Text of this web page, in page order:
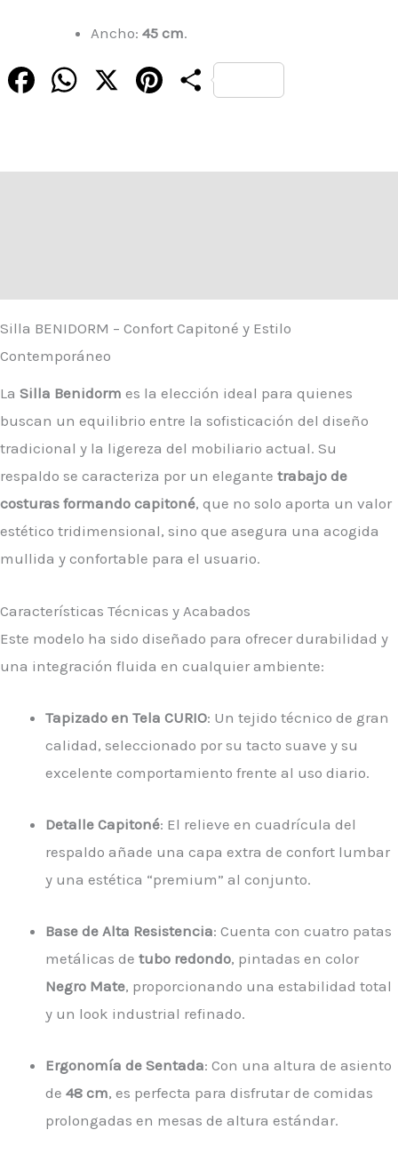
Ancho: 45 cm.
FacebookWhatsApp PinterestCompartir
Silla BENIDORM – Confort Capitoné y Estilo
Contemporáneo
La Silla Benidorm es la elección ideal para quienes
buscan un equilibrio entre la sofisticación del diseño
tradicional y la ligereza del mobiliario actual. Su
respaldo se caracteriza por un elegante trabajo de
costuras formando capitoné, que no solo aporta un valor
estético tridimensional, sino que asegura una acogida
mullida y confortable para el usuario.
Características Técnicas y Acabados
Este modelo ha sido diseñado para ofrecer durabilidad y
una integración fluida en cualquier ambiente:
Tapizado en Tela CURIO: Un tejido técnico de gran
calidad, seleccionado por su tacto suave y su
excelente comportamiento frente al uso diario.
Detalle Capitoné: El relieve en cuadrícula del
respaldo añade una capa extra de confort lumbar
y una estética “premium” al conjunto.
Base de Alta Resistencia: Cuenta con cuatro patas
metálicas de tubo redondo, pintadas en color
Negro Mate, proporcionando una estabilidad total
y un look industrial refinado.
Ergonomía de Sentada: Con una altura de asiento
de 48 cm, es perfecta para disfrutar de comidas
prolongadas en mesas de altura estándar.